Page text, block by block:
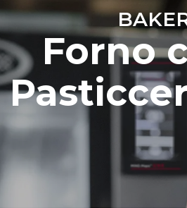
1 lavaggio corto
Forno